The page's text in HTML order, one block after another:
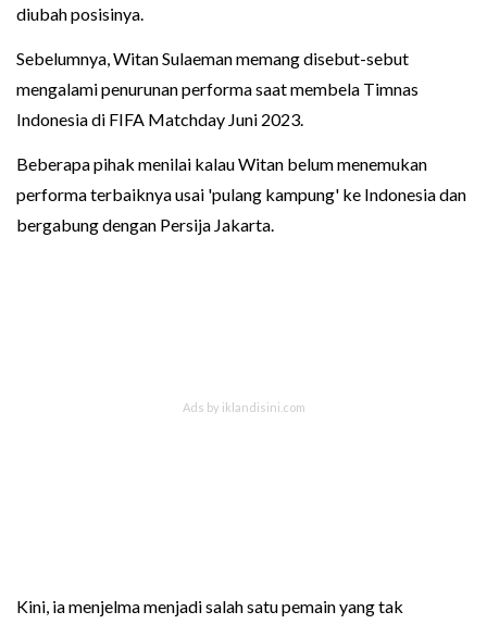
diubah posisinya.
Sebelumnya, Witan Sulaeman memang disebut-sebut
mengalami penurunan performa saat membela Timnas
Indonesia di FIFA Matchday Juni 2023.
Beberapa pihak menilai kalau Witan belum menemukan
performa terbaiknya usai 'pulang kampung' ke Indonesia dan
bergabung dengan Persija Jakarta.
Kini, ia menjelma menjadi salah satu pemain yang tak